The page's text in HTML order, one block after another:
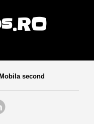
Mobila second